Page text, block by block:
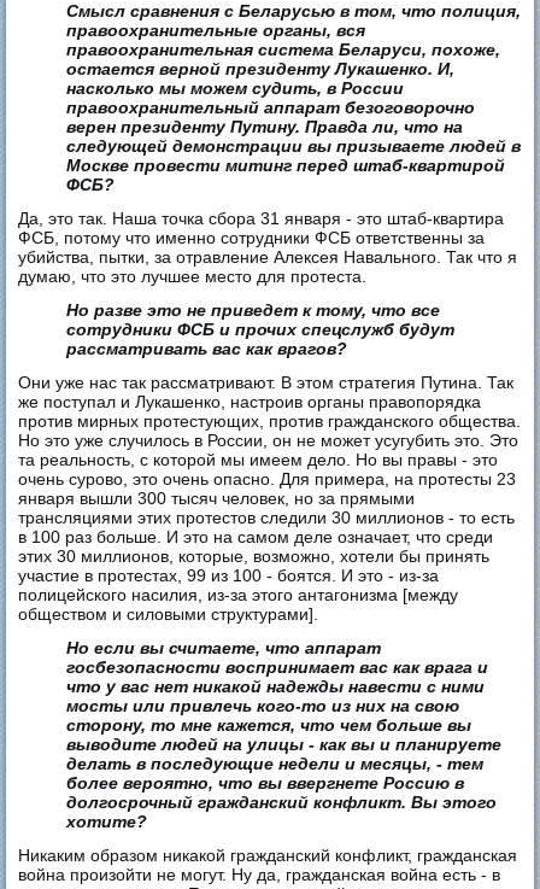
Смысл сравнения с Беларусью в том, что полиция,
правоохранительные органы, вся
правоохранительная система Беларуси, похоже,
остается верной президенту Лукашенко. И,
насколько мы можем судить, в России
правоохранительный аппарат безоговорочно
верен президенту Путину. Правда ли, что на
следующей демонстрации вы призываете людей в
Москве провести митинг перед штаб-квартирой
ФСБ?
Да, это так. Наша точка сбора 31 января - это штаб-квартира
ФСБ, потому что именно сотрудники ФСБ ответственны за
убийства, пытки, за отравление Алексея Навального. Так что я
думаю, что это лучшее место для протеста.
Но разве это не приведет к тому, что все
сотрудники ФСБ и прочих спецслужб будут
рассматривать вас как врагов?
Они уже нас так рассматривают. В этом стратегия Путина. Так
же поступал и Лукашенко, настроив органы правопорядка
против мирных протестующих, против гражданского общества.
Но это уже случилось в России, он не может усугубить это. Это
та реальность, с которой мы имеем дело. Но вы правы - это
очень сурово, это очень опасно. Для примера, на протесты 23
января вышли 300 тысяч человек, но за прямыми
трансляциями этих протестов следили 30 миллионов - то есть
в 100 раз больше. И это на самом деле означает, что среди
этих 30 миллионов, которые, возможно, хотели бы принять
участие в протестах, 99 из 100 - боятся. И это - из-за
полицейского насилия, из-за этого антагонизма [между
обществом и силовыми структурами].
Но если вы считаете, что аппарат
госбезопасности воспринимает вас как врага и
что у вас нет никакой надежды навести с ними
мосты или привлечь кого-то из них на свою
сторону, то мне кажется, что чем больше вы
выводите людей на улицы - как вы и планируете
делать в последующие недели и месяцы, - тем
более вероятно, что вы ввергнете Россию в
долгосрочный гражданский конфликт. Вы этого
хотите?
Никаким образом никакой гражданский конфликт, гражданская
война произойти не могут. Ну да, гражданская война есть - в